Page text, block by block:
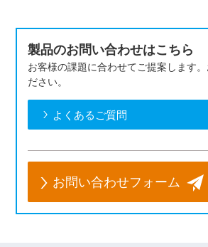
製品のお問い合わせはこちら
お客様の課題に合わせてご提案します
ださい。
よくあるご質問
お問い合わせフォーム